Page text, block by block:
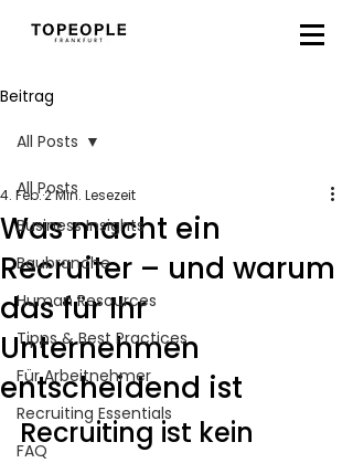
Beitrag
All Posts
Business Insights
Baubranche
Human Resources
Tipps & Best Practices
Für Arbeitnehmer
Recruiting Essentials
FAQ
All Posts
Was macht ein
Recruiter – und warum
das für Ihr
Unternehmen
entscheidend ist
4. Feb.2 Min. Lesezeit
Recruiting ist kein